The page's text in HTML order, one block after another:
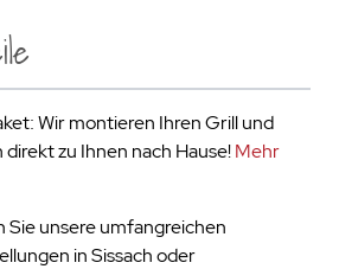
Wir montieren Ihren Grill und
direkt zu Ihnen nach Hause!Mehr
Sie unsere umfangreichen
in Sissach oder